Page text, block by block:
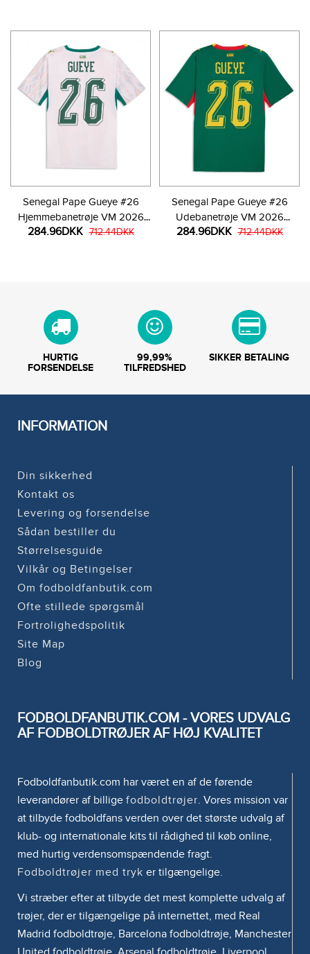
Senegal Pape Gueye #26
Hjemmebanetrøje VM 2026
Kortærmet
284.96DKK 712.44DKK
Senegal Pape Gueye #26
Udebanetrøje VM 2026
Kortærmet
284.96DKK 712.44DKK
HURTIG
FORSENDELSE
99,99%
TILFREDSHED
SIKKER BETALING
INFORMATION
Din sikkerhed
Kontakt os
Levering og forsendelse
Sådan bestiller du
Størrelsesguide
Vilkår og Betingelser
Om fodboldfanbutik.com
Ofte stillede spørgsmål
Fortrolighedspolitik
Site Map
Blog
FODBOLDFANBUTIK.COM - VORES UDVALG
AF FODBOLDTRØJER AF HØJ KVALITET
Fodboldfanbutik.com har været en af de førende
leverandører af billige fodboldtrøjer. Vores mission var
at tilbyde fodboldfans verden over det største udvalg af
klub- og internationale kits til rådighed til køb online,
med hurtig verdensomspændende fragt.
Fodboldtrøjer med tryk er tilgængelige.
Vi stræber efter at tilbyde det mest komplette udvalg af
trøjer, der er tilgængelige på internettet, med Real
Madrid fodboldtrøje, Barcelona fodboldtrøje, Manchester